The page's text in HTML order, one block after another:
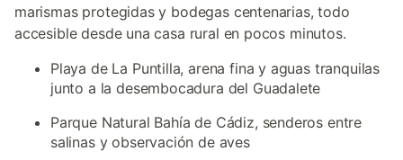
marismas protegidas y bodegas centenarias, todo
accesible desde una casa rural en pocos minutos.
Playa de La Puntilla, arena fina y aguas tranquilas
junto a la desembocadura del Guadalete
Parque Natural Bahía de Cádiz, senderos entre
salinas y observación de aves